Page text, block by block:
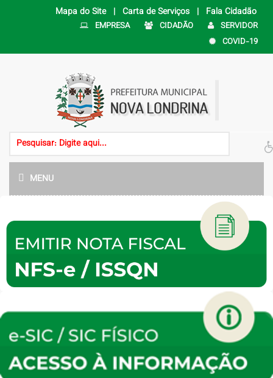
Mapa do Site | Carta de Serviços | Fala Cidadão
EMPRESA CIDADÃO
SERVIDOR
COVID-19
MENU